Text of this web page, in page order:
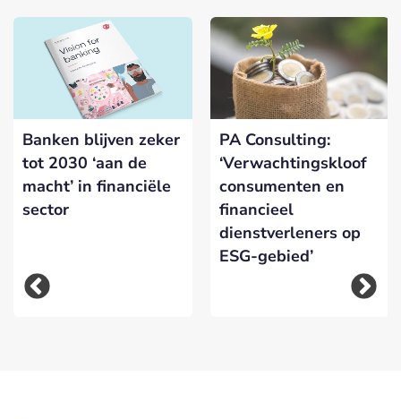
Banken blijven zeker
tot 2030 ‘aan de
macht’ in financiële
sector
PA Consulting:
‘Verwachtingskloof
consumenten en
financieel
dienstverleners op
ESG-gebied’